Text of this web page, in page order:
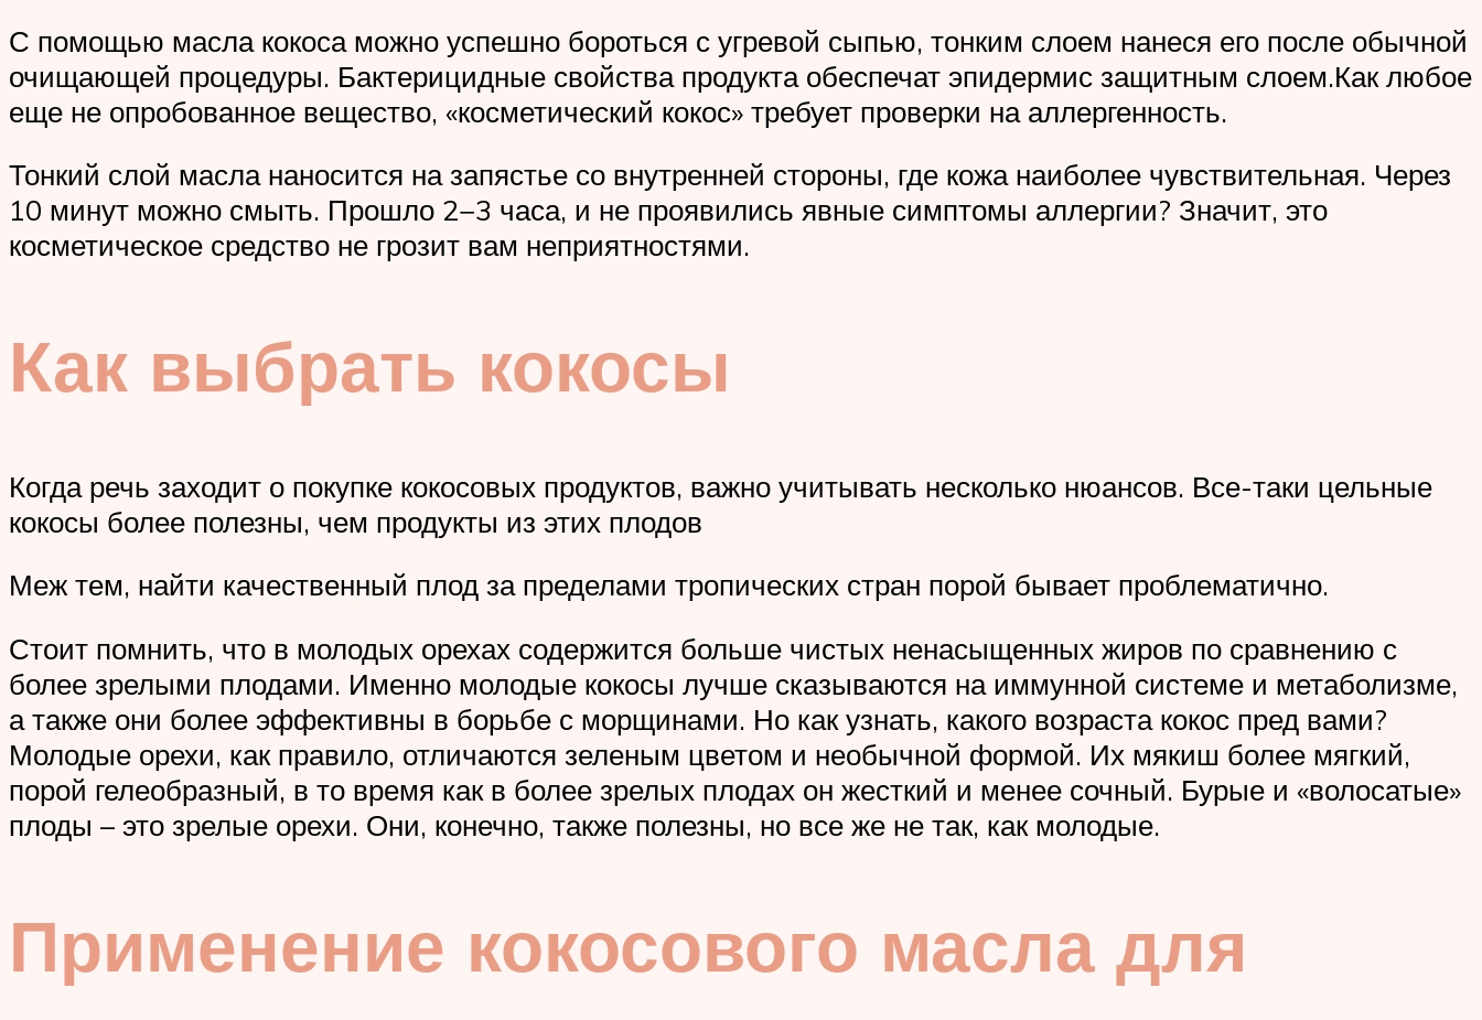
С помощью масла кокоса можно успешно бороться с угревой сыпью, тонким слоем нанеся его после обычной
очищающей процедуры. Бактерицидные свойства продукта обеспечат эпидермис защитным слоем.Как любое
еще не опробованное вещество, «косметический кокос» требует проверки на аллергенность.
Тонкий слой масла наносится на запястье со внутренней стороны, где кожа наиболее чувствительная. Через
10 минут можно смыть. Прошло 2−3 часа, и не проявились явные симптомы аллергии? Значит, это
косметическое средство не грозит вам неприятностями.
Как выбрать кокосы
Когда речь заходит о покупке кокосовых продуктов, важно учитывать несколько нюансов. Все-таки цельные
кокосы более полезны, чем продукты из этих плодов
Меж тем, найти качественный плод за пределами тропических стран порой бывает проблематично.
Стоит помнить, что в молодых орехах содержится больше чистых ненасыщенных жиров по сравнению с
более зрелыми плодами. Именно молодые кокосы лучше сказываются на иммунной системе и метаболизме,
а также они более эффективны в борьбе с морщинами. Но как узнать, какого возраста кокос пред вами?
Молодые орехи, как правило, отличаются зеленым цветом и необычной формой. Их мякиш более мягкий,
порой гелеобразный, в то время как в более зрелых плодах он жесткий и менее сочный. Бурые и «волосатые»
плоды – это зрелые орехи. Они, конечно, также полезны, но все же не так, как молодые.
Применение кокосового масла для